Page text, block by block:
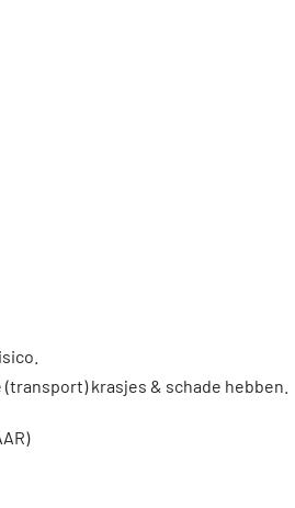
krasjes & schade hebben.